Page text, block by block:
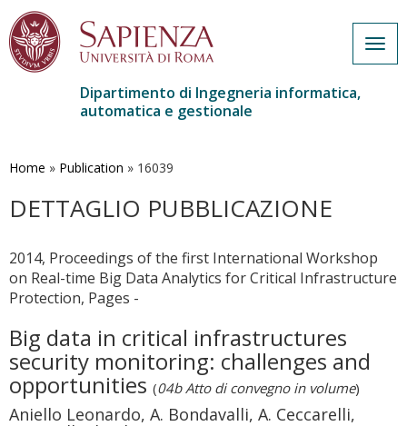
contenuto
Dipartimento di Ingegneria informatica,
automatica e gestionale
Home » Publication » 16039
DETTAGLIO PUBBLICAZIONE
2014, Proceedings of the first International Workshop
on Real-time Big Data Analytics for Critical Infrastructure
Protection, Pages -
Big data in critical infrastructures
security monitoring: challenges and
opportunities (04b Atto di convegno in volume)
Aniello Leonardo, A. Bondavalli, A. Ceccarelli,